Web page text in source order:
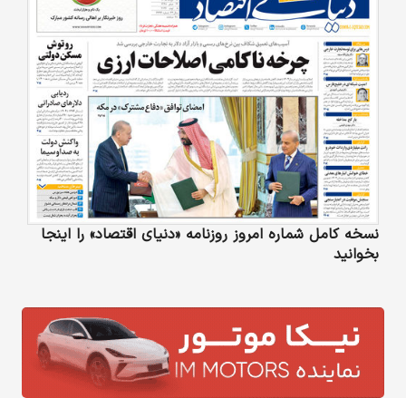
نسخه کامل شماره امروز روزنامه «دنیای‌ اقتصاد» را اینجا
بخوانید